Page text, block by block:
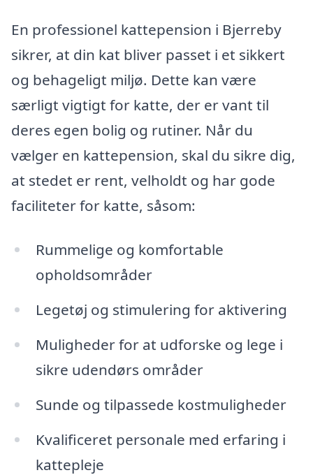
En professionel kattepension i Bjerreby
sikrer, at din kat bliver passet i et sikkert
og behageligt miljø. Dette kan være
særligt vigtigt for katte, der er vant til
deres egen bolig og rutiner. Når du
vælger en kattepension, skal du sikre dig,
at stedet er rent, velholdt og har gode
faciliteter for katte, såsom:
Rummelige og komfortable
opholdsområder
Legetøj og stimulering for aktivering
Muligheder for at udforske og lege i
sikre udendørs områder
Sunde og tilpassede kostmuligheder
Kvalificeret personale med erfaring i
kattepleje